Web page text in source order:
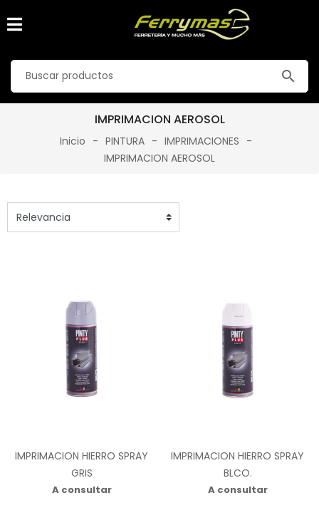
search
IMPRIMACION AEROSOL
Inicio PINTURA
IMPRIMACIONES
IMPRIMACION AEROSOL
IMPRIMACION HIERRO SPRAY
GRIS
A consultar
IMPRIMACION HIERRO SPRAY
BLCO.
A consultar